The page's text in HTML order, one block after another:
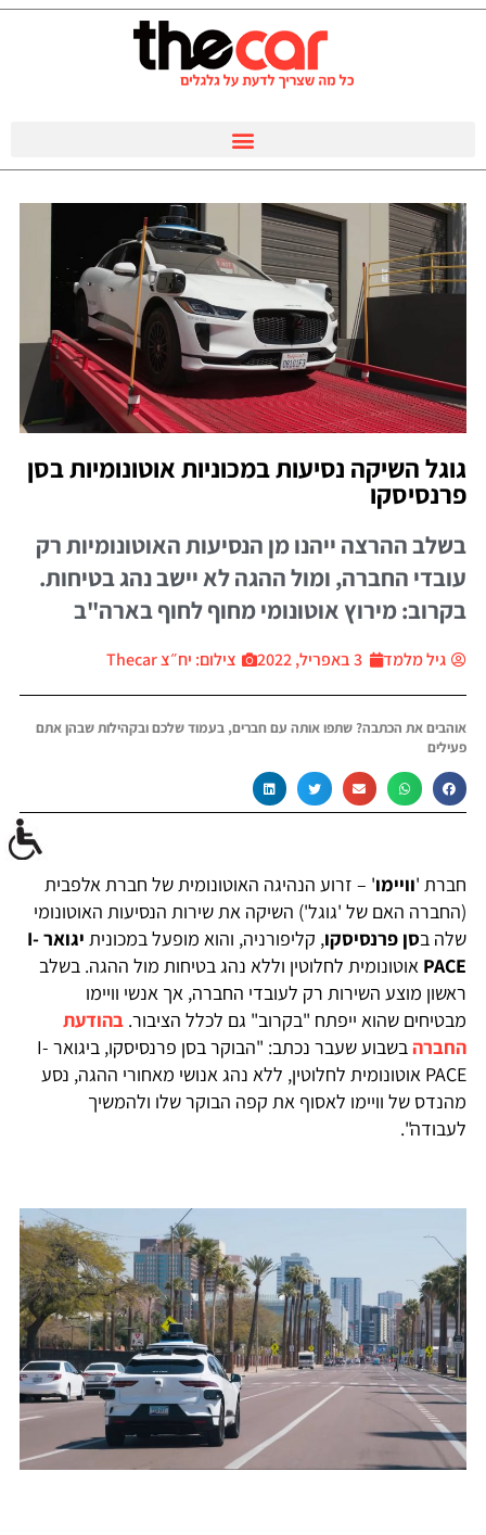
גוגל השיקה נסיעות במכוניות אוטונומיות בסן
פרנסיסקו
בשלב ההרצה ייהנו מן הנסיעות האוטונומיות רק
עובדי החברה, ומול ההגה לא יישב נהג בטיחות.
בקרוב: מירוץ אוטונומי מחוף לחוף בארה"ב
גיל מלמד 3 באפריל, 2022 צילום: יח״צ Thecar
אוהבים את הכתבה? שתפו אותה עם חברים, בעמוד שלכם ובקהילות שבהן אתם
פעילים
חברת 'וויימו' – זרוע הנהיגה האוטונומית של חברת אלפבית
(החברה האם של 'גוגל') השיקה את שירות הנסיעות האוטונומי
שלה בסן פרנסיסקו, קליפורניה, והוא מופעל במכונית
יגואר I-
PACE אוטונומית לחלוטין וללא נהג בטיחות מול ההגה. בשלב
ראשון מוצע השירות רק לעובדי החברה, אך אנשי וויימו
מבטיחים שהוא ייפתח "בקרוב" גם לכלל הציבור. בהודעת
החברה
בשבוע שעבר נכתב: "הבוקר בסן פרנסיסקו, ביגואר I-
PACE אוטונומית לחלוטין, ללא נהג אנושי מאחורי ההגה, נסע
מהנדס של וויימו לאסוף את קפה הבוקר שלו ולהמשיך
לעבודה".